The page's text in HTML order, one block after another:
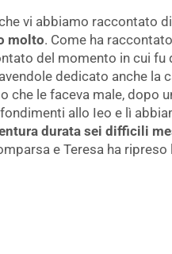
vi abbiamo raccontato
molto. Come ha
del momento in cui
dedicato anche la
che le faceva male, dopo
allo Ieo e lì
durata sei difficili
e Teresa ha ripreso